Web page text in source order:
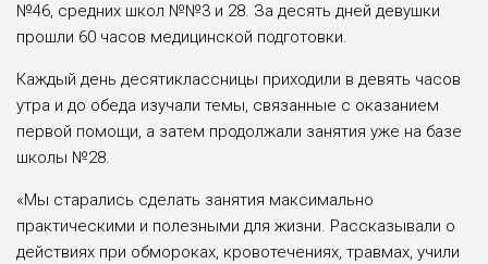
№46, средних школ №№3 и 28. За десять дней девушки
прошли 60 часов медицинской подготовки.
Каждый день десятиклассницы приходили в девять часов
утра и до обеда изучали темы, связанные с оказанием
первой помощи, а затем продолжали занятия уже на базе
школы №28.
«Мы старались сделать занятия максимально
практическими и полезными для жизни. Рассказывали о
действиях при обмороках, кровотечениях, травмах, учили